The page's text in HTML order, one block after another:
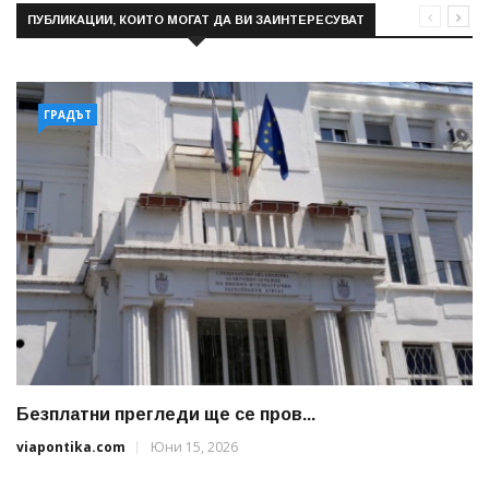
ПУБЛИКАЦИИ, КОИТО МОГАТ ДА ВИ ЗАИНТЕРЕСУВАТ
ГРАДЪТ
Безплатни прегледи ще се пров...
viapontika.com
Юни 15, 2026